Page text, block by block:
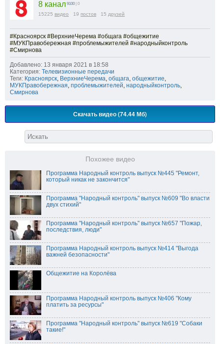
8 канал 9100 | 0
15225 видео 19 постов 15 друзей
#Красноярск #ВерхниеЧерема #общага #общежитие
#МУКПравобережная #проблемыжителей #народныйконтроль
#Смирнова
Добавлено: 13 января 2021 в 18:58
Категория: Телевизионные передачи
Теги: Красноярск, ВерхниеЧерема, общага, общежитие,
МУКПравобережная, проблемыжителей, народныйконтроль,
Смирнова
Скачать видео (74.44 Мб)
Похожее видео
Программа Народный контроль выпуск №445 "Ремонт,
который никак не закончится"
Программа "Народный контроль" выпуск №609 "Во власти
двух стихий"
Программа "Народный контроль" выпуск №657 "Пожар,
последствия, люди"
Программа Народный контроль выпуск №414 "Выгода
важней безопасности"
Общежитие на Королёва
Программа Народный контроль выпуск №406 "Кому
платить за ресурсы"
Программа "Народный контроль" выпуск №619 "Собаки
такие!"